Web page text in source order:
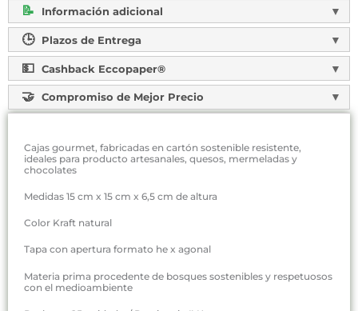
Información adicional
Plazos de Entrega
Cashback Eccopaper®
Compromiso de Mejor Precio
Cajas gourmet, fabricadas en cartón sostenible resistente,
ideales para producto artesanales, quesos, mermeladas y
chocolates
Medidas 15 cm x 15 cm x 6,5 cm de altura
Color Kraft natural
Tapa con apertura formato he x agonal
Materia prima procedente de bosques sostenibles y respetuosos
con el medioambiente